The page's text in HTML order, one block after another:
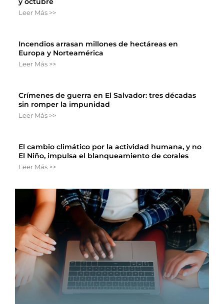
Leer Más >>
Incendios arrasan millones de hectáreas en
Europa y Norteamérica
Leer Más >>
Crímenes de guerra en El Salvador: tres décadas
sin romper la impunidad
Leer Más >>
El cambio climático por la actividad humana, y no
El Niño, impulsa el blanqueamiento de corales
Leer Más >>